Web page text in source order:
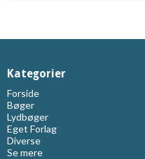
Kategorier
Forside
Bøger
Lydbøger
Eget Forlag
Diverse
Se mere